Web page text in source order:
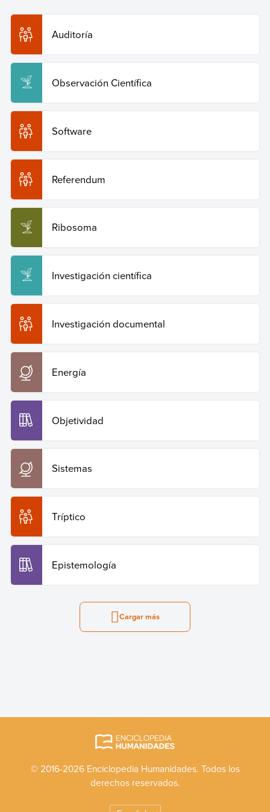
de 2026 de
Copiar cita
Auditoría
Observación Científica
Software
Referendum
Ribosoma
Investigación científica
Investigación documental
Energía
Objetividad
Sistemas
Tríptico
Epistemología
Cargar más
© 2016-2026 Enciclopedia Humanidades. Todos los
derechos reservados.